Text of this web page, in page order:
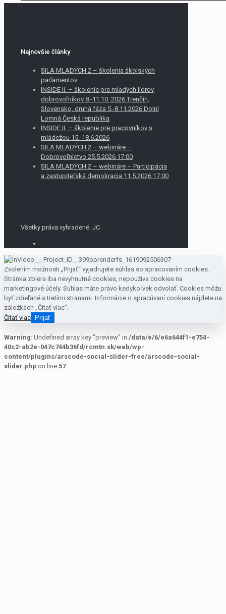
Najnovšie články
SILA MLADÝCH 2 – školenia školských
parlamentov
INSIDE II. – školenie pre mladých lídrov,
dobrovoľníkov 8.-11.10. 2026 Trenčín,
Slovensko, druhá fáza 5.-8.11.2026 Dolní
Lomná Česká republika
INSIDE II. – školenie pre pracovníkov s
mládežou 15.-18.6.2026
SILA MLADÝCH 2 – webináre –
Dobrovoľníctvo 25.5.2026 17:00
SILA MLADÝCH 2 – webináre – Participácia
a zastupiteľská demokracia 11.5.2026 17:00
Všetky práva vyhradené. JC
Zvolením možnosti „Prijať“ vyjadrujete súhlas so spracovaním cookies.
Stránka zbiera iba nevyhnutné cookies, nepoužíva cookies na
marketingové účely. Súhlas máte právo kedykoľvek odvolať. Cookies môžu
byť zdieľané s tretími stranami. Informácie o spracúvaní cookies nájdete na
záložkách „Čítať viac“.
Čítať viac Prijať
Warning: Undefined array key "preview" in /data/e/6/e6a644f1-e754-
40c2-ab2e-047c744b36fd/rcmtn.sk/web/wp-
content/plugins/arscode-social-slider-free/arscode-social-
slider.php on line 57